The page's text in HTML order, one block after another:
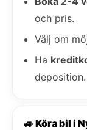
och pris.
Välj om
Ha
deposition.
🚙 Köra bil i